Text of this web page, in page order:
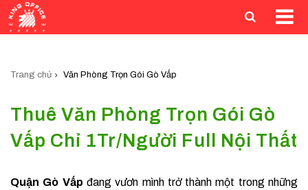
Trang chủ Văn Phòng Trọn Gói Gò Vấp
Thuê Văn Phòng Trọn Gói Gò
Vấp Chỉ 1Tr/Người Full Nội Thất
Quận Gò Vấp đang vươn mình trở thành một trong những